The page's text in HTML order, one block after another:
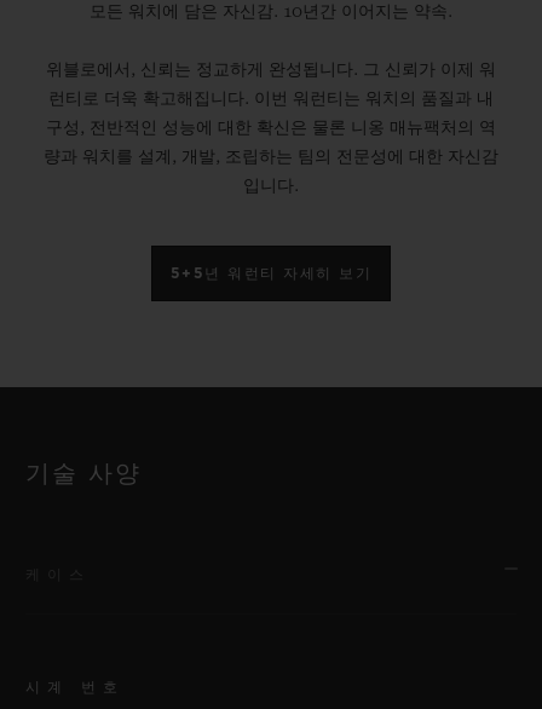
모든 워치에 담은 자신감. 10년간 이어지는 약속.
위블로에서, 신뢰는 정교하게 완성됩니다. 그 신뢰가 이제 워
런티로 더욱 확고해집니다. 이번 워런티는 워치의 품질과 내
구성, 전반적인 성능에 대한 확신은 물론 니옹 매뉴팩처의 역
량과 워치를 설계, 개발, 조립하는 팀의 전문성에 대한 자신감
입니다.
5+5년 워런티 자세히 보기
기술 사양
시계 번호